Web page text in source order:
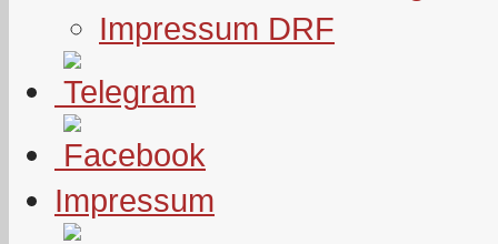
Impressum DRF
Impressum